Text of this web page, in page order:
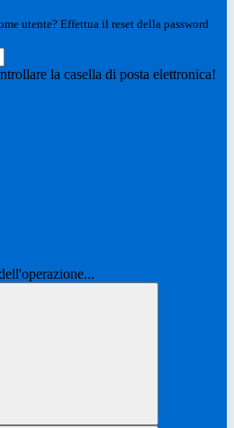
utente? Effettua il reset della password
la casella di posta elettronica!